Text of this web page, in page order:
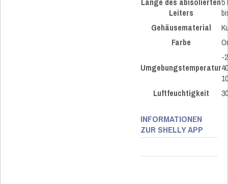
Länge des abisolierten
Leiters
5
Gehäusematerial
Farbe
Umgebungstemperatur
-
Luftfeuchtigkeit
INFORMATIONEN
ZUR SHELLY APP